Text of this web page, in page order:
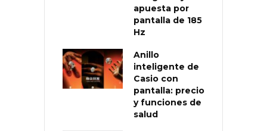
apuesta por
pantalla de 185
Hz
Anillo
inteligente de
Casio con
pantalla: precio
y funciones de
salud